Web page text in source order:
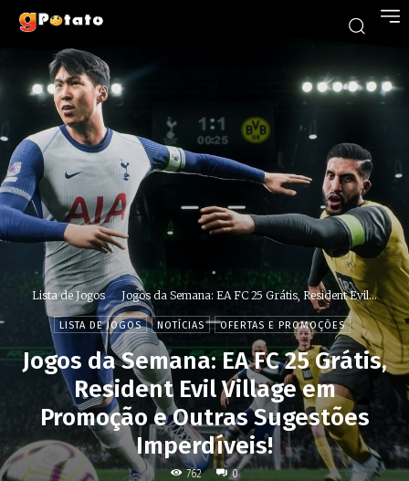
Lista de Jogos Jogos da Semana: EA FC 25 Grátis, Resident Evil...
LISTA DE JOGOS NOTÍCIAS OFERTAS E PROMOÇÕES
Jogos da Semana: EA FC 25 Grátis,
Resident Evil Village em
Promoção e Outras Sugestões
Imperdíveis!
762 0